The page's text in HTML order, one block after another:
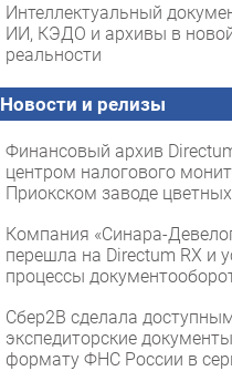
Интеллектуальный
ИИ, КЭДО и архивы в
реальности
Новости и релизы
Финансовый архив
центром налогового
Приокском заводе
Компания «Синара-
перешла на Directum RX и
процессы
Сбер2B сделала
экспедиторские
формату ФНС России в